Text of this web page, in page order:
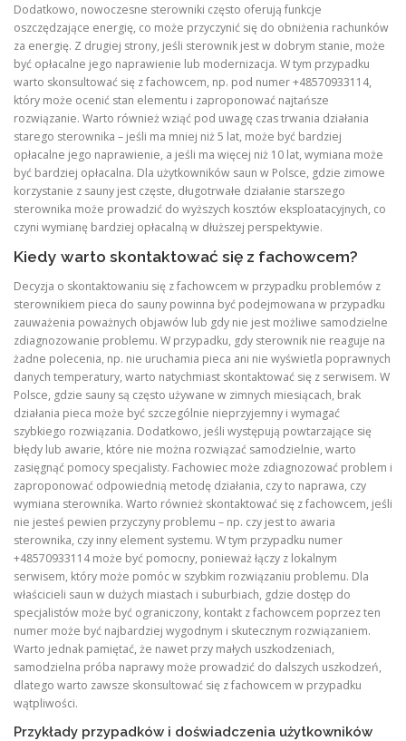
Dodatkowo, nowoczesne sterowniki często oferują funkcje
oszczędzające energię, co może przyczynić się do obniżenia rachunków
za energię. Z drugiej strony, jeśli sterownik jest w dobrym stanie, może
być opłacalne jego naprawienie lub modernizacja. W tym przypadku
warto skonsultować się z fachowcem, np. pod numer +48570933114,
który może ocenić stan elementu i zaproponować najtańsze
rozwiązanie. Warto również wziąć pod uwagę czas trwania działania
starego sterownika – jeśli ma mniej niż 5 lat, może być bardziej
opłacalne jego naprawienie, a jeśli ma więcej niż 10 lat, wymiana może
być bardziej opłacalna. Dla użytkowników saun w Polsce, gdzie zimowe
korzystanie z sauny jest częste, długotrwałe działanie starszego
sterownika może prowadzić do wyższych kosztów eksploatacyjnych, co
czyni wymianę bardziej opłacalną w dłuższej perspektywie.
Kiedy warto skontaktować się z fachowcem?
Decyzja o skontaktowaniu się z fachowcem w przypadku problemów z
sterownikiem pieca do sauny powinna być podejmowana w przypadku
zauważenia poważnych objawów lub gdy nie jest możliwe samodzielne
zdiagnozowanie problemu. W przypadku, gdy sterownik nie reaguje na
żadne polecenia, np. nie uruchamia pieca ani nie wyświetla poprawnych
danych temperatury, warto natychmiast skontaktować się z serwisem. W
Polsce, gdzie sauny są często używane w zimnych miesiącach, brak
działania pieca może być szczególnie nieprzyjemny i wymagać
szybkiego rozwiązania. Dodatkowo, jeśli występują powtarzające się
błędy lub awarie, które nie można rozwiązać samodzielnie, warto
zasięgnąć pomocy specjalisty. Fachowiec może zdiagnozować problem i
zaproponować odpowiednią metodę działania, czy to naprawa, czy
wymiana sterownika. Warto również skontaktować się z fachowcem, jeśli
nie jesteś pewien przyczyny problemu – np. czy jest to awaria
sterownika, czy inny element systemu. W tym przypadku numer
+48570933114 może być pomocny, ponieważ łączy z lokalnym
serwisem, który może pomóc w szybkim rozwiązaniu problemu. Dla
właścicieli saun w dużych miastach i suburbiach, gdzie dostęp do
specjalistów może być ograniczony, kontakt z fachowcem poprzez ten
numer może być najbardziej wygodnym i skutecznym rozwiązaniem.
Warto jednak pamiętać, że nawet przy małych uszkodzeniach,
samodzielna próba naprawy może prowadzić do dalszych uszkodzeń,
dlatego warto zawsze skonsultować się z fachowcem w przypadku
wątpliwości.
Przykłady przypadków i doświadczenia użytkowników